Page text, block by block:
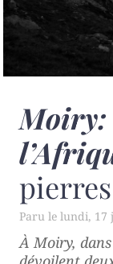
Moiry:
pierres
lundi, 17
À Moiry,